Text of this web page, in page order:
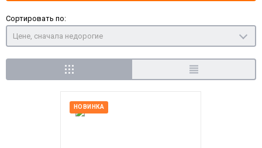
Сортировать по:
Цене, сначала недорогие
НОВИНКА